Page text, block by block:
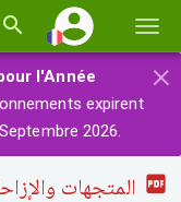
la×
l'Année
expirent
2026.
المتجهات